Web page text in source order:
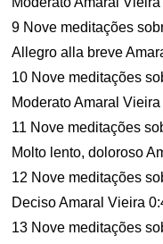
9 Nove meditações
Allegro alla breve
10 Nove meditações
Moderato Amaral
11 Nove meditações
Molto lento, doloroso
12 Nove meditações
Deciso Amaral Vieira
13 Nove meditações